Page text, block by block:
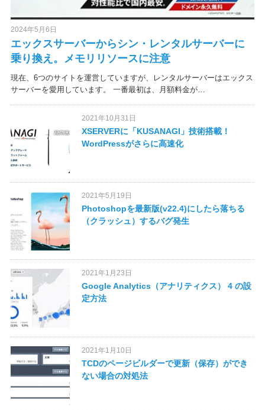
2024年5月6日
エックスサーバーからシン・レンタルサーバーに
乗り換え。メモリリソースに注意
現在、6つのサイトを運営していますが、レンタルサーバーはエックス
サーバーを愛用しています。 一番最初は、月額料金が…
2021年10月31日
XSERVERに「KUSANAGI」技術搭載！
WordPressがさらに高速化
2021年5月19日
Photoshopを最新版(v22.4)にしたら落ちる
（クラッシュ）するバグ発生
2021年1月23日
Google Analytics（アナリティクス） 4 の設
定方法
2021年1月10日
TCDのページビルダーで更新（保存）ができ
ない場合の対処法